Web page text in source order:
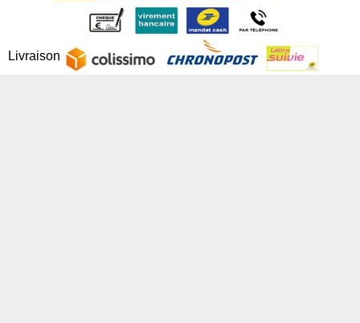
Livraison